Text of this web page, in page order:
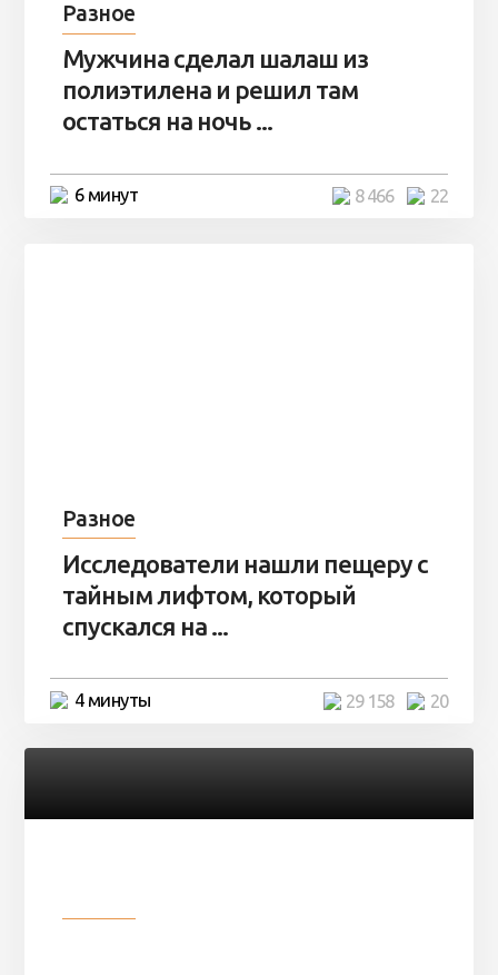
Разное
Мужчина сделал шалаш из
полиэтилена и решил там
остаться на ночь ...
6 минут 22
8 466
Разное
Исследователи нашли пещеру с
тайным лифтом, который
спускался на ...
4 минуты 20
29 158